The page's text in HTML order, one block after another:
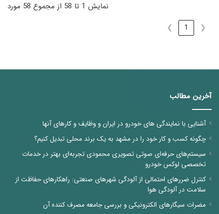
نمایش 1 تا 58 از مجموع 58 مورد
❮
1
❯
آخرین مطالب
آشنایی با نمایندگی های خودرو در ایران و وظایف و کارهای آنها
چگونه کسب و کار خود را در مشهد به یک برند محلی تبدیل کنیم؟
سیستم‌های حرفه‌ای صوتی تصویری محمودی تجربه‌ای بهتر در خدمات
تخصصی لوکس خودرو
کنترل ضررهای احتمالی از آلودگی شهرهای صنعتی: راهکارهای حفاظت از
سلامت در آلودگی هوا
مضرات سیگارهای الکترونیکی و بررسی جامعه مصرف کننده آن